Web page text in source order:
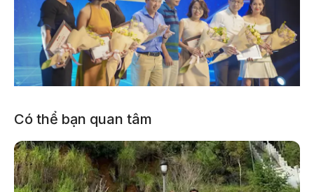
Có thể bạn quan tâm